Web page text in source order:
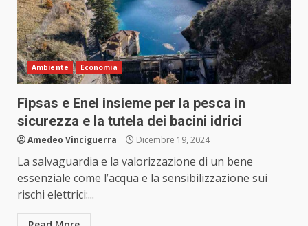
Ambiente Economia
Fipsas e Enel insieme per la pesca in
sicurezza e la tutela dei bacini idrici
Amedeo Vinciguerra Dicembre 19, 2024
La salvaguardia e la valorizzazione di un bene
essenziale come l’acqua e la sensibilizzazione sui
rischi elettrici:...